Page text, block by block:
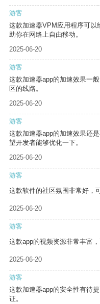
游客
这款加速器VPM应用程序可以
助你在网络上自由移动。
2025-06-20
游客
这款加速器app的加速效果一
区的线路。
2025-06-20
游客
这款加速器app的加速效果还
望开发者能够优化一下。
2025-06-20
游客
这款软件的社区氛围非常好，
2025-06-20
游客
这款app的视频资源非常丰富
2025-06-20
游客
这款加速器app的安全性有待
证。